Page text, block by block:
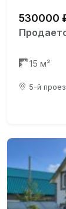
530000
15 м²
5-й